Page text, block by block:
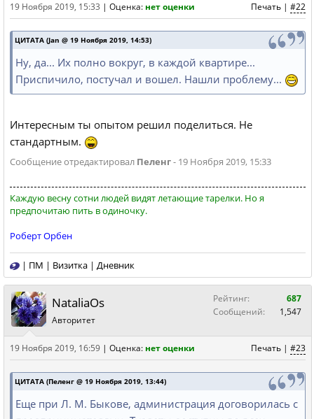
Печать | #22
19 Ноября 2019, 15:33 | Оценка: нет оценки
ЦИТАТА (Jan @ 19 Ноября 2019, 14:53)
Ну, да... Их полно вокруг, в каждой квартире...
Приспичило, постучал и вошел. Нашли проблему...
Интересным ты опытом решил поделиться. Не
стандартным.
Сообщение отредактировал Пеленг- 19 Ноября 2019, 15:33
Каждую весну сотни людей видят летающие тарелки. Но я
предпочитаю пить в одиночку.
Роберт Орбен
| ПМ | Визитка | Дневник
NataliaOs
Авторитет
Рейтинг:
687
Сообщений:
1,547
Печать | #23
19 Ноября 2019, 16:59 | Оценка: нет оценки
ЦИТАТА (Пеленг @ 19 Ноября 2019, 13:44)
Еще при Л. М. Быкове, администрация договорилась с